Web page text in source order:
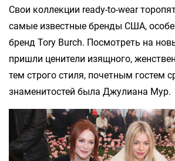
Свои коллекции ready-to-wear
самые известные бренды США,
бренд Tory Burch. Посмотреть на
пришли ценители изящного,
тем строго стиля, почетным гостем
знаменитостей была Джулиана Мур.